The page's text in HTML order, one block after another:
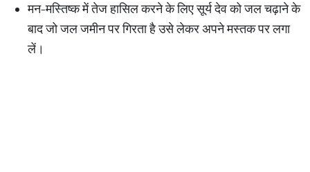
मन-मस्तिष्क में तेज हासिल करने के लिए सूर्य देव को जल चढ़ाने के
बाद जो जल जमीन पर गिरता है उसे लेकर अपने मस्तक पर लगा
लें।